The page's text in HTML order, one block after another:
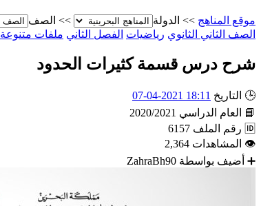
موقع المناهج >> الدولة >> الصف
الصف الثاني الثانوي رياضيات الفصل الثاني ملفات متنوعة
شرح درس قسمة كثيرات الحدود
🕒 التاريخ 18:11 2021-04-07
📘
العام الدراسي 2020/2021
🆔 رقم الملف 6157
👁 المشاهدات 2,364
➕ أضيف بواسطة ZahraBh90